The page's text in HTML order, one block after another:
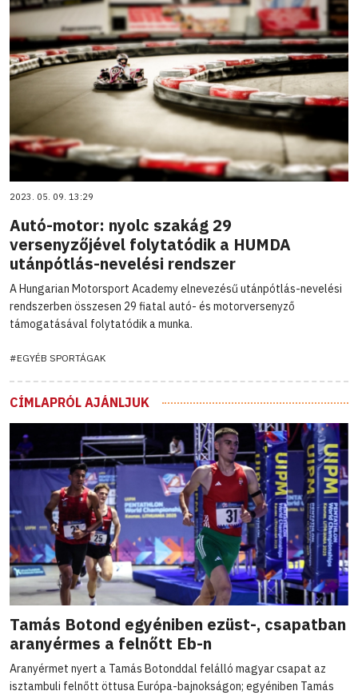
2023. 05. 09. 13:29
Autó-motor: nyolc szakág 29
versenyzőjével folytatódik a HUMDA
utánpótlás-nevelési rendszer
A Hungarian Motorsport Academy elnevezésű utánpótlás-nevelési
rendszerben összesen 29 fiatal autó- és motorversenyző
támogatásával folytatódik a munka.
#EGYÉB SPORTÁGAK
CÍMLAPRÓL AJÁNLJUK
Tamás Botond egyéniben ezüst-, csapatban
aranyérmes a felnőtt Eb-n
Aranyérmet nyert a Tamás Botonddal felálló magyar csapat az
isztambuli felnőtt öttusa Európa-bajnokságon; egyéniben Tamás